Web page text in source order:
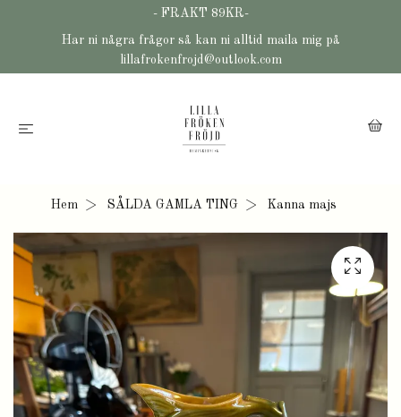
- FRAKT 89KR-
Har ni några frågor så kan ni alltid maila mig på
lillafrokenfrojd@outlook.com
Hem SÅLDA GAMLA TING Kanna majs